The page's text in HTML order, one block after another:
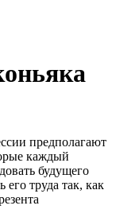
предполагают
каждый
будущего
его труда так, как